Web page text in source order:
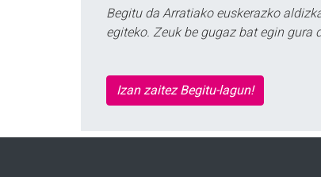
Begitu da Arratiako euskerazko
egiteko. Zeuk be gugaz bat egin gura
Izan zaitez Begitu-lagun!